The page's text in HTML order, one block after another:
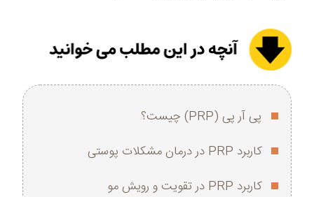
پی آر پی (PRP) چیست؟
کاربرد PRP در درمان مشکلات پوستی
کاربرد PRP در تقویت و رویش مو